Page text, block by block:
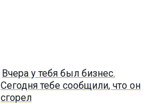
Вчера у тебя был бизнес.
Сегодня тебе сообщили, что он
сгорел